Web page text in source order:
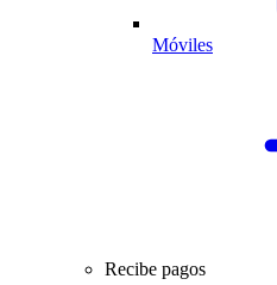
Móviles
Recibe pagos